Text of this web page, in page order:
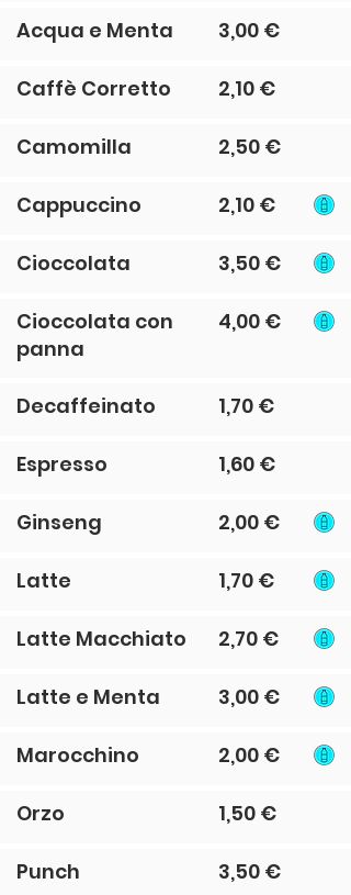
Acqua e Menta 3,00 €
Caffè Corretto 2,10 €
Camomilla 2,50 €
Cappuccino 2,10 €
Cioccolata 3,50 €
Cioccolata con
panna
4,00 €
Decaffeinato 1,70 €
Espresso 1,60 €
Ginseng 2,00 €
Latte 1,70 €
Latte Macchiato 2,70 €
Latte e Menta 3,00 €
Marocchino 2,00 €
Orzo 1,50 €
Punch 3,50 €